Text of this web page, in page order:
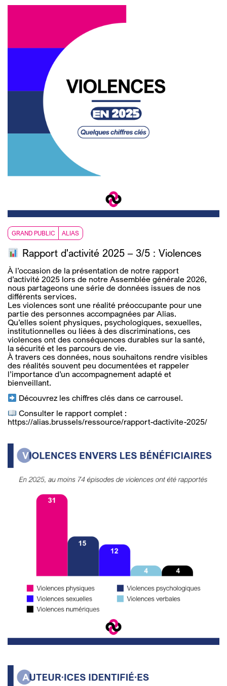
GRAND PUBLIC ALIAS
Rapport d'activité 2025 – 3/5 : Violences
À l’occasion de la présentation de notre rapport
d’activité 2025 lors de notre Assemblée générale 2026,
nous partageons une série de données issues de nos
différents services.
Les violences sont une réalité préoccupante pour une
partie des personnes accompagnées par Alias.
Qu’elles soient physiques, psychologiques, sexuelles,
institutionnelles ou liées à des discriminations, ces
violences ont des conséquences durables sur la santé,
la sécurité et les parcours de vie.
À travers ces données, nous souhaitons rendre visibles
des réalités souvent peu documentées et rappeler
l’importance d’un accompagnement adapté et
bienveillant.
Découvrez les chiffres clés dans ce carrousel.
Consulter le rapport complet :
https://alias.brussels/ressource/rapport-dactivite-2025/